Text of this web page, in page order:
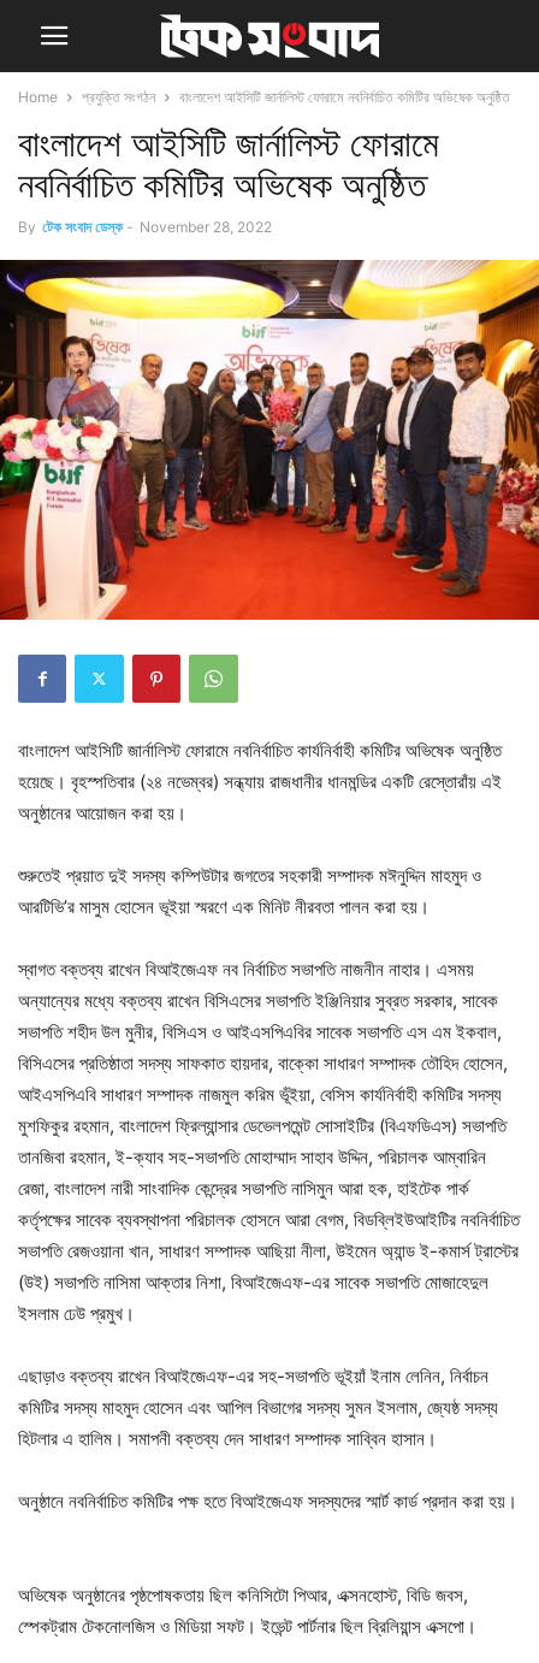
Home প্রযুক্তি সংগঠন বাংলাদেশ আইসিটি জার্নালিস্ট ফোরামে নবনির্বাচিত কমিটির অভিষেক অনুষ্ঠিত
বাংলাদেশ আইসিটি জার্নালিস্ট ফোরামে
নবনির্বাচিত কমিটির অভিষেক অনুষ্ঠিত
By টেক সংবাদ ডেস্ক - November 28, 2022
বাংলাদেশ আইসিটি জার্নালিস্ট ফোরামে নবনির্বাচিত কার্যনির্বাহী কমিটির অভিষেক অনুষ্ঠিত
হয়েছে। বৃহস্পতিবার (২৪ নভেম্বর) সন্ধ্যায় রাজধানীর ধানমন্ডির একটি রেস্তোরাঁয় এই
অনুষ্ঠানের আয়োজন করা হয়।
শুরুতেই প্রয়াত দুই সদস্য কম্পিউটার জগতের সহকারী সম্পাদক মঈনুদ্দিন মাহমুদ ও
আরটিভি’র মাসুম হোসেন ভূইয়া স্মরণে এক মিনিট নীরবতা পালন করা হয়।
স্বাগত বক্তব্য রাখেন বিআইজেএফ নব নির্বাচিত সভাপতি নাজনীন নাহার। এসময়
অন্যান্যের মধ্যে বক্তব্য রাখেন বিসিএসের সভাপতি ইঞ্জিনিয়ার সুব্রত সরকার, সাবেক
সভাপতি শহীদ উল মুনীর, বিসিএস ও আইএসপিএবির সাবেক সভাপতি এস এম ইকবাল,
বিসিএসের প্রতিষ্ঠাতা সদস্য সাফকাত হায়দার, বাক্কো সাধারণ সম্পাদক তৌহিদ হোসেন,
আইএসপিএবি সাধারণ সম্পাদক নাজমুল করিম ভূঁইয়া, বেসিস কার্যনির্বাহী কমিটির সদস্য
মুশফিকুর রহমান, বাংলাদেশ ফ্রিল্যান্সার ডেভেলপমেন্ট সোসাইটির (বিএফডিএস) সভাপতি
তানজিবা রহমান, ই-ক্যাব সহ-সভাপতি মোহাম্মাদ সাহাব উদ্দিন, পরিচালক আম্বারিন
রেজা, বাংলাদেশ নারী সাংবাদিক কেন্দ্রের সভাপতি নাসিমুন আরা হক, হাইটেক পার্ক
কর্তৃপক্ষের সাবেক ব্যবস্থাপনা পরিচালক হোসনে আরা বেগম, বিডব্লিইউআইটির নবনির্বাচিত
সভাপতি রেজওয়ানা খান, সাধারণ সম্পাদক আছিয়া নীলা, উইমেন অ্যান্ড ই-কমার্স ট্রাস্টের
(উই) সভাপতি নাসিমা আক্তার নিশা, বিআইজেএফ-এর সাবেক সভাপতি মোজাহেদুল
ইসলাম ঢেউ প্রমুখ।
এছাড়াও বক্তব্য রাখেন বিআইজেএফ-এর সহ-সভাপতি ভূইয়াঁ ইনাম লেনিন, নির্বাচন
কমিটির সদস্য মাহমুদ হোসেন এবং আপিল বিভাগের সদস্য সুমন ইসলাম, জ্যেষ্ঠ সদস্য
হিটলার এ হালিম। সমাপনী বক্তব্য দেন সাধারণ সম্পাদক সাব্বিন হাসান।
অনুষ্ঠানে নবনির্বাচিত কমিটির পক্ষ হতে বিআইজেএফ সদস্যদের স্মার্ট কার্ড প্রদান করা হয়।
অভিষেক অনুষ্ঠানের পৃষ্ঠপোষকতায় ছিল কনিসিটো পিআর, এক্সনহোস্ট, বিডি জবস,
স্পেকট্রাম টেকনোলজিস ও মিডিয়া সফট। ইভেন্ট পার্টনার ছিল ব্রিলিয়ান্স এক্সপো।